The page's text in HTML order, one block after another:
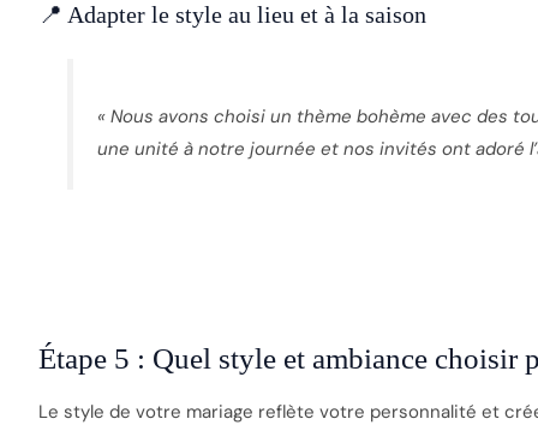
📍 Adapter le style au lieu et à la saison
« Nous avons choisi un thème bohème avec des
une unité à notre journée et nos invités ont adoré
Étape 5 : Quel style et ambiance choisir
Le style de votre mariage reflète votre personnalité et